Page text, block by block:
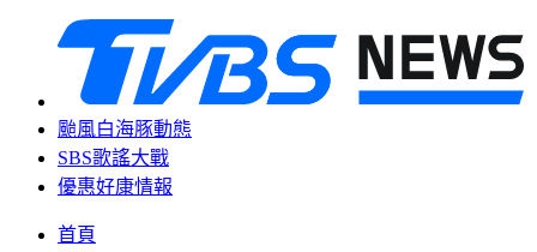
颱風白海豚動態
SBS歌謠大戰
優惠好康情報
首頁